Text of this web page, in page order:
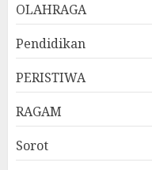
OLAHRAGA
Pendidikan
PERISTIWA
RAGAM
Sorot